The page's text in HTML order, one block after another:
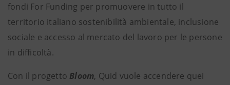
fondi For Funding per promuovere in tutto il
territorio italiano sostenibilità ambientale, inclusione
sociale e accesso al mercato del lavoro per le persone
in difficoltà.
Con il progetto Bloom, Quid vuole accendere quei